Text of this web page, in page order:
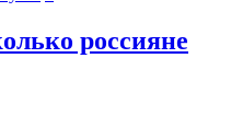
россияне